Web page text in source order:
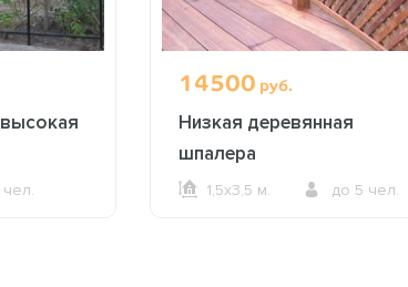
чел.
14500 руб.
Низкая деревянная
шпалера
1,5х3,5 м. до 5 чел.